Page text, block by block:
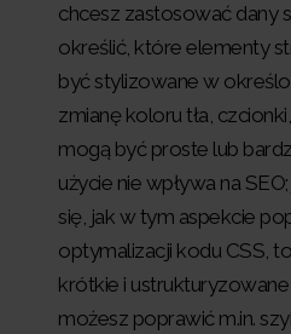
chcesz zastosować dany
określić, które elementy
być stylizowane w
zmianę koloru tła,
mogą być proste lub
użycie nie wpływa na
się, jak w tym aspekcie
optymalizacji kodu CSS,
krótkie i
możesz poprawić m.in.